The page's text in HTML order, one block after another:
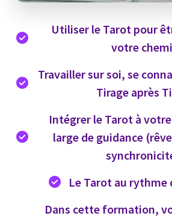
Utiliser le Tarot pour
votre
Travailler sur soi, se
Tirage après
Intégrer le Tarot à
large de guidance
Le Tarot au rythme
Dans cette formation,